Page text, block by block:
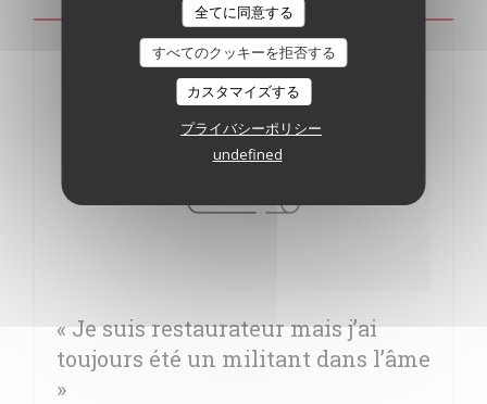
全てに同意する
すべてのクッキーを拒否する
カスタマイズする
プライバシーポリシー
undefined
« Je suis restaurateur mais j’ai
toujours été un militant dans l’âme
»